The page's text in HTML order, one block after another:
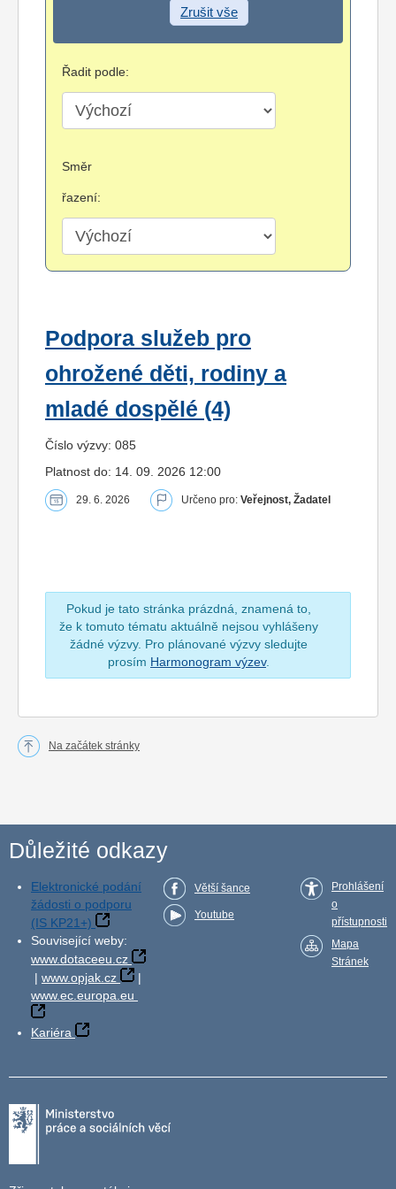
Zrušit vše
Řadit podle:
Směr
řazení:
Podpora služeb pro
ohrožené děti, rodiny a
mladé dospělé (4)
Číslo výzvy: 085
Platnost do: 14. 09. 2026 12:00
29. 6. 2026 Určeno pro: Veřejnost, Žadatel
Pokud je tato stránka prázdná, znamená to,
že k tomuto tématu aktuálně nejsou vyhlášeny
žádné výzvy. Pro plánované výzvy sledujte
prosím Harmonogram výzev.
Na začátek stránky
Důležité odkazy
Elektronické podání
žádosti o podporu
(IS KP21+)
Související weby:
www.dotaceeu.cz
| www.opjak.cz
|
www.ec.europa.eu
Kariéra
Větší šance
Youtube
Prohlášení
o
přístupnosti
Mapa
Stránek